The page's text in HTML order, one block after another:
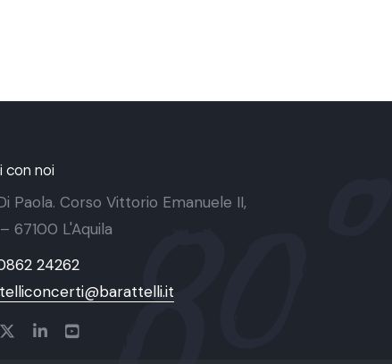
con noi
Paola. Corso Vittorio Emanuele II,
67100 L'Aquila
24262